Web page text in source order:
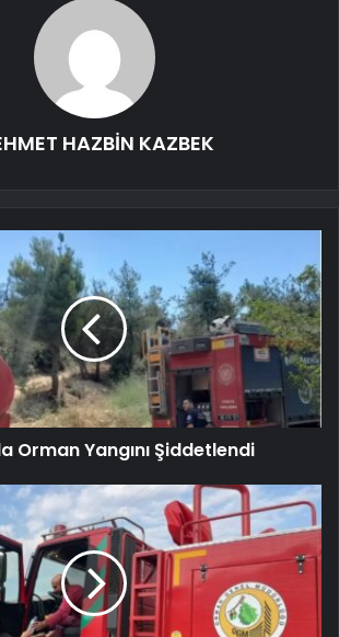
HAZBİN KAZBEK
Orman Yangını Şiddetlendi